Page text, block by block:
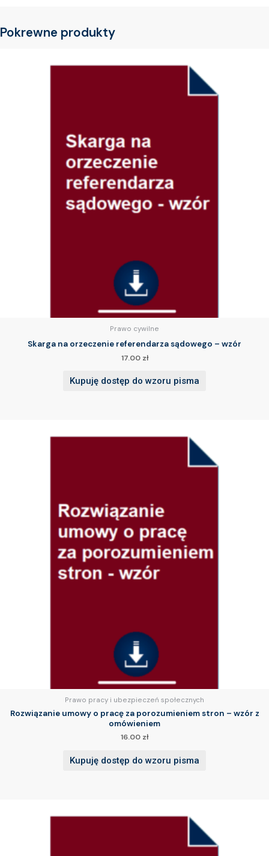
Pokrewne produkty
Prawo cywilne
Skarga na orzeczenie referendarza sądowego – wzór
17.00 zł
Kupuję dostęp do wzoru pisma
Prawo pracy i ubezpieczeń społecznych
Rozwiązanie umowy o pracę za porozumieniem stron – wzór z
omówieniem
16.00 zł
Kupuję dostęp do wzoru pisma